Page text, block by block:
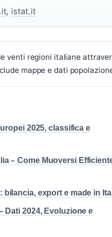
, istat.it
venti regioni italiane
mappe e dati
2025, classifica e
– Come Muoversi
bilancia, export e made in
Dati 2024, Evoluzione e